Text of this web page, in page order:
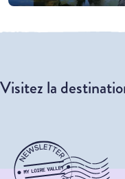
Visitez la